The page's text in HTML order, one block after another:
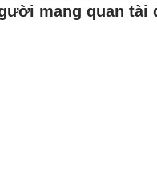
mang quan tài